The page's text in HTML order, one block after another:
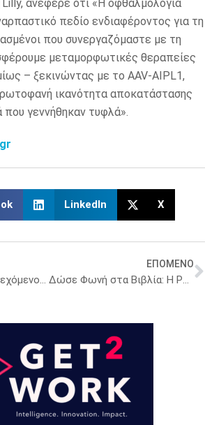
ανέφερε ότι «Η οφθαλμολογία
πεδίο ενδιαφέροντος για τη
που συνεργαζόμαστε με τη
μεταμορφωτικές θεραπείες
– ξεκινώντας με το AAV-AIPL1,
ικανότητα αποκατάστασης
που γεννήθηκαν τυφλά».
LinkedIn X
ΕΛΣΤΑΤ: Τρίτος συνεχόμενος μήνας μειώσεων στις τιμές των φαρμακευτικών προϊόντων
ΕΠΟΜΕΝΟ
Δώσε Φωνή στα Βιβλία: Η Pfizer υποστηρίζει τα άτομα με οπτική αναπηρία